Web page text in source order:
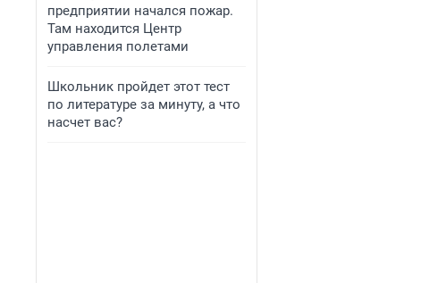
предприятии начался пожар.
Там находится Центр
управления полетами
Школьник пройдет этот тест
по литературе за минуту, а что
насчет вас?